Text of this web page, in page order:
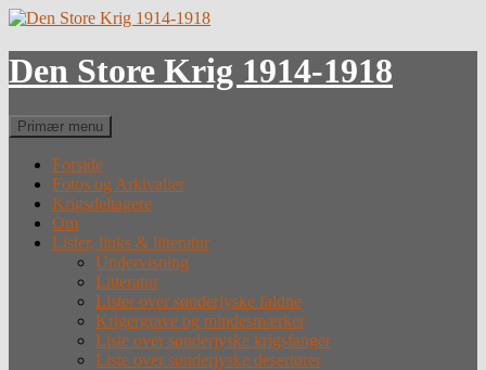
Hop
indhold
Den Store Krig 1914-1918
Søg
Primær menu
Forside
Fotos og Arkivalier
Krigsdeltagere
Om
Lister, links & litteratur
Undervisning
Litteratur
Lister over sønderjyske faldne
Krigergrave og mindesmærker
Liste over sønderjyske krigsfanger
Liste over sønderjyske desertører